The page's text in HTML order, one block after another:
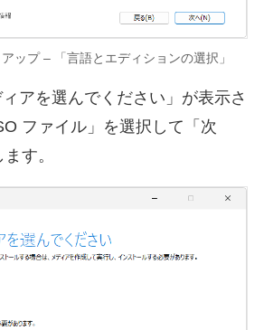
ップ – 「言語とエディションの選択」
アを選んでください」が表示さ
ファイル」を選択して「次
す。